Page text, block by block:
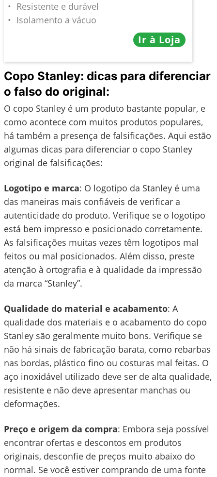
Resistente e durável
Isolamento a vácuo
Ir à Loja
Copo Stanley: dicas para diferenciar
o falso do original:
O copo Stanley é um produto bastante popular, e
como acontece com muitos produtos populares,
há também a presença de falsificações. Aqui estão
algumas dicas para diferenciar o copo Stanley
original de falsificações:
Logotipo e marca: O logotipo da Stanley é uma
das maneiras mais confiáveis de verificar a
autenticidade do produto. Verifique se o logotipo
está bem impresso e posicionado corretamente.
As falsificações muitas vezes têm logotipos mal
feitos ou mal posicionados. Além disso, preste
atenção à ortografia e à qualidade da impressão
da marca “Stanley”.
Qualidade do material e acabamento: A
qualidade dos materiais e o acabamento do copo
Stanley são geralmente muito bons. Verifique se
não há sinais de fabricação barata, como rebarbas
nas bordas, plástico fino ou costuras mal feitas. O
aço inoxidável utilizado deve ser de alta qualidade,
resistente e não deve apresentar manchas ou
deformações.
Preço e origem da compra: Embora seja possível
encontrar ofertas e descontos em produtos
originais, desconfie de preços muito abaixo do
normal. Se você estiver comprando de uma fonte